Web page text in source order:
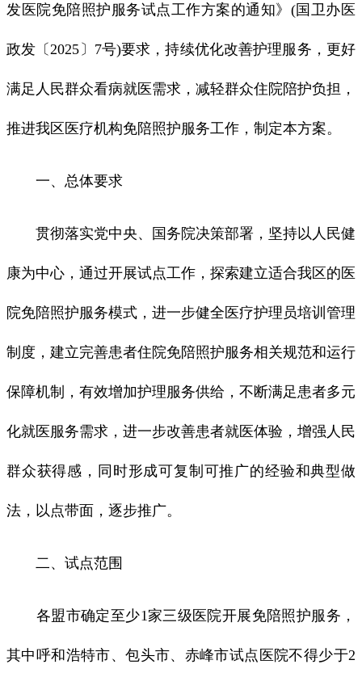
发医院免陪照护服务试点工作方案的通知》(国卫办医
政发〔2025〕7号)要求，持续优化改善护理服务，更好
满足人民群众看病就医需求，减轻群众住院陪护负担，
推进我区医疗机构免陪照护服务工作，制定本方案。
一、总体要求
贯彻落实党中央、国务院决策部署，坚持以人民健
康为中心，通过开展试点工作，探索建立适合我区的医
院免陪照护服务模式，进一步健全医疗护理员培训管理
制度，建立完善患者住院免陪照护服务相关规范和运行
保障机制，有效增加护理服务供给，不断满足患者多元
化就医服务需求，进一步改善患者就医体验，增强人民
群众获得感，同时形成可复制可推广的经验和典型做
法，以点带面，逐步推广。
二、试点范围
各盟市确定至少1家三级医院开展免陪照护服务，
其中呼和浩特市、包头市、赤峰市试点医院不得少于2